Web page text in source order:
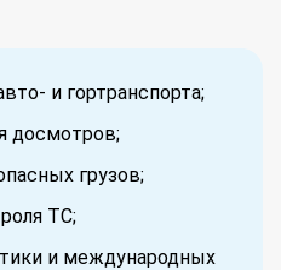
и гортранспорта;
досмотров;
грузов;
ТС;
и международных